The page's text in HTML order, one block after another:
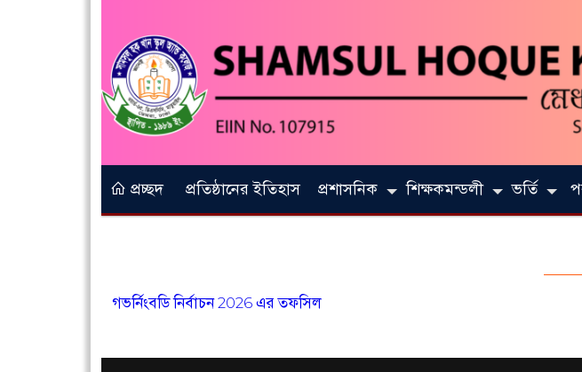
প্রচ্ছদ প্রতিষ্ঠানের ইতিহাস প্রশাসনিক শিক্ষকমন্ডলী ভর্তি
গভর্নিংবডি নির্বাচন 2026 এর তফসিল